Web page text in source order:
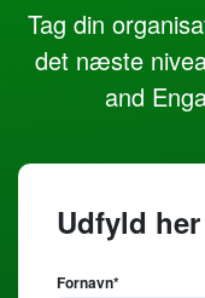
Tag din
det næste
and
Udfyld her
Fornavn*